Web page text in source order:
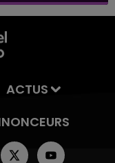
ACTUS